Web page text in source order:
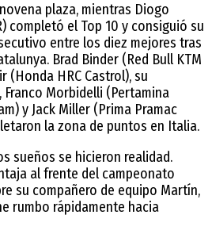
plaza, mientras Diogo
completó el Top 10 y consiguió su
entre los diez mejores tras
Brad Binder (Red Bull KTM
(Honda HRC Castrol), su
Morbidelli (Pertamina
y Jack Miller (Prima Pramac
la zona de puntos en Italia.
sueños se hicieron realidad.
al frente del campeonato
su compañero de equipo Martín,
rumbo rápidamente hacia